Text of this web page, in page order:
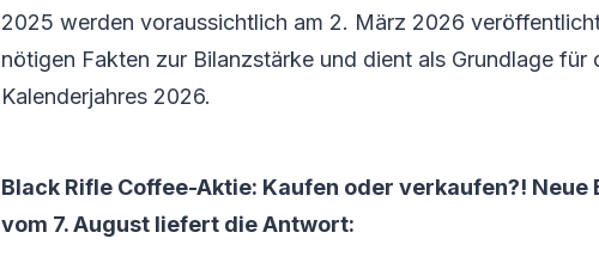
2025 werden voraussichtlich am 2. März 2026
nötigen Fakten zur Bilanzstärke und dient als Grundlage für
Kalenderjahres 2026.
Black Rifle Coffee-Aktie: Kaufen oder verkaufen?! Neue
vom 7. August liefert die Antwort: